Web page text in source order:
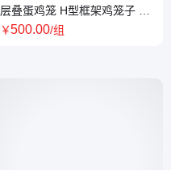
层叠蛋鸡笼 H型框架鸡笼子 全
自动清粪 养殖场鸡笼设备 鸿发
￥500.00/组